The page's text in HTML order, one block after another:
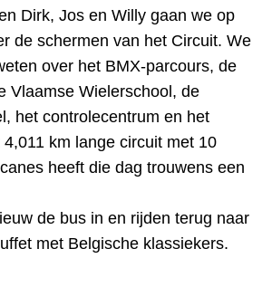
Dirk, Jos en Willy gaan we op
de schermen van het Circuit. We
over het BMX-parcours, de
Vlaamse Wielerschool, de
het controlecentrum en het
km lange circuit met 10
heeft die dag trouwens een
de bus in en rijden terug naar
met Belgische klassiekers.